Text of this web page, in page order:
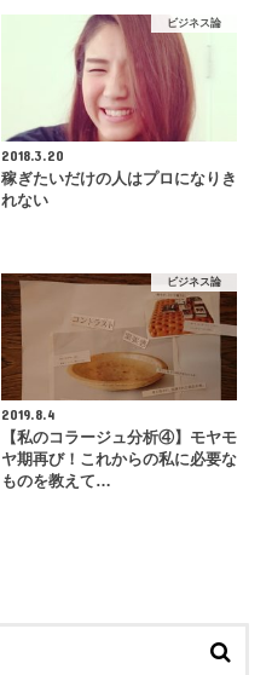
ビジネス論
2018.3.20
稼ぎたいだけの人はプロになりき
れない
ビジネス論
2019.8.4
【私のコラージュ分析④】モヤモ
ヤ期再び！これからの私に必要な
ものを教えて…